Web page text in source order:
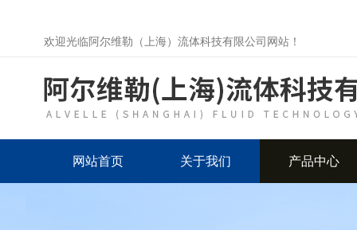
欢迎光临阿尔维勒（上海）流体科技有限公司网站！
网站首页 关于我们 产品中心